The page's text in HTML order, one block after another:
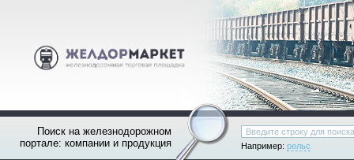
Поиск на железнодорожном
портале: компании и продукция
Например: рельс